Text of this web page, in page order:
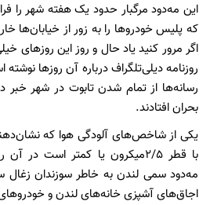
این مه‌دود مرگبار حدود یک هفته شهر را
که پلیس خودروها را به زور از خیابان‌ها
اگر مرور کنید یاد حال و روز این روزهای
روزنامه دیلی‌تلگراف درباره آن روزها
رسانه‌ها از تمام شدن تابوت در شهر خبر
بحران افتادند.
یکی از شاخص‌های آلودگی هوا که
مه‌دود سمی لندن به خاطر سوزندان زغال
اجاق‌های آشپزی خانه‌های لندن و